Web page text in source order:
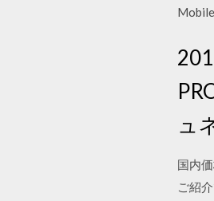
ュ
国内
ご紹